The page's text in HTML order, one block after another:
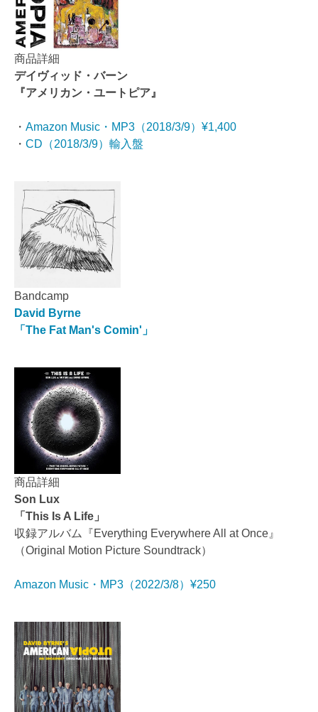
商品詳細
デイヴィッド・バーン
『アメリカン・ユートピア』
・ Amazon Music・MP3（2018/3/9）¥1,400
・ CD（2018/3/9）輸入盤
Bandcamp
David Byrne
「The Fat Man's Comin'」
商品詳細
Son Lux
「This Is A Life」
収録アルバム『Everything Everywhere All at Once』
（Original Motion Picture Soundtrack）
Amazon Music・MP3（2022/3/8）¥250